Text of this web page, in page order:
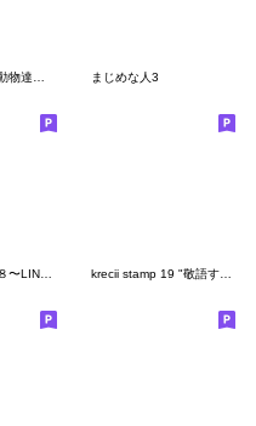
めっちゃゆるい動物達のスタンプ まじめな人3
krecii stamp 19 "敬語すたんぷ"